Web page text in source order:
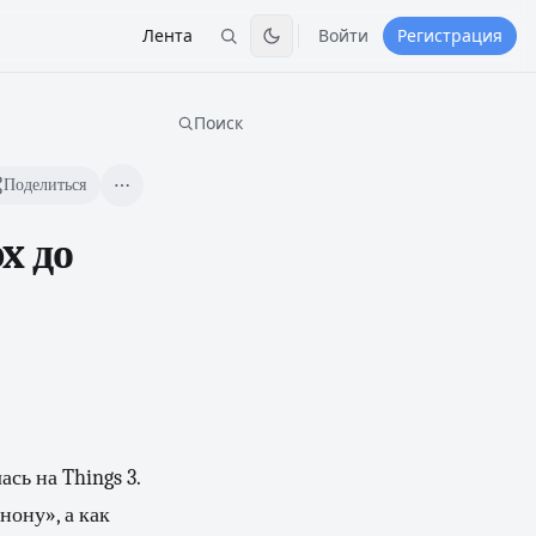
Лента Войти Регистрация
Поделиться
до
на Things 3.
а как
Поиск